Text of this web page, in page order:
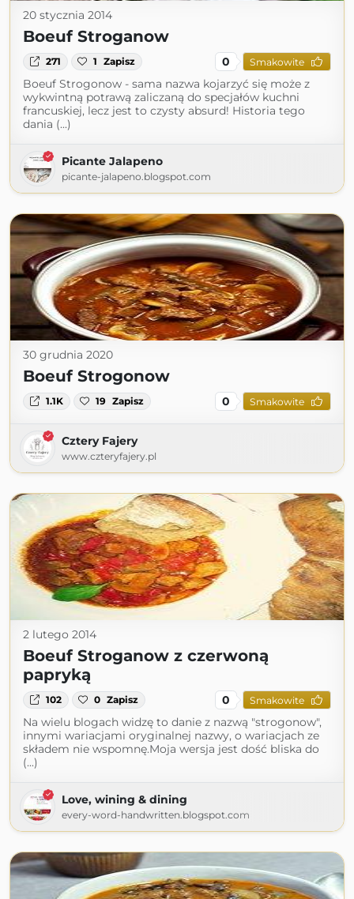
20 stycznia 2014
Boeuf Stroganow
271 1 Zapisz 0 Smakowite
Boeuf Strogonow - sama nazwa kojarzyć się może z
wykwintną potrawą zaliczaną do specjałów kuchni
francuskiej, lecz jest to czysty absurd! Historia tego
dania (...)
Picante Jalapeno
picante-jalapeno.blogspot.com
30 grudnia 2020
Boeuf Strogonow
1.1K 19 Zapisz 0 Smakowite
Cztery Fajery
www.czteryfajery.pl
2 lutego 2014
Boeuf Stroganow z czerwoną
papryką
102 0 Zapisz 0 Smakowite
Na wielu blogach widzę to danie z nazwą "strogonow",
innymi wariacjami oryginalnej nazwy, o wariacjach ze
składem nie wspomnę.Moja wersja jest dość bliska do
(...)
Love, wining & dining
every-word-handwritten.blogspot.com